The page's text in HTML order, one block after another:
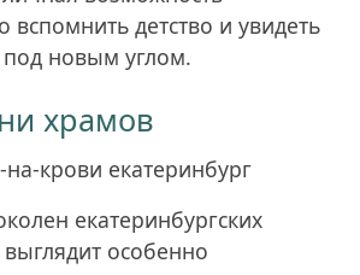
детство и увидеть
под новым углом.
храмов
екатеринбургских
особенно